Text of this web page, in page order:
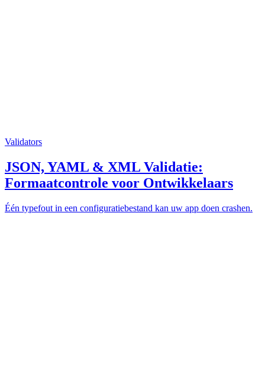
Validators
JSON, YAML & XML Validatie:
Formaatcontrole voor Ontwikkelaars
Één typefout in een configuratiebestand kan uw app doen crashen.